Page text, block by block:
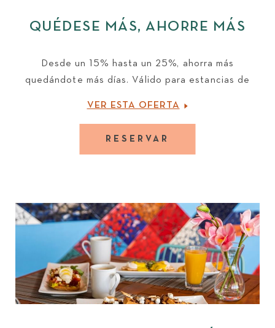
QUÉDESE MÁS, AHORRE MÁS
Desde un 15% hasta un 25%, ahorra más
quedándote más días. Válido para estancias de
VER ESTA OFERTA
RESERVAR